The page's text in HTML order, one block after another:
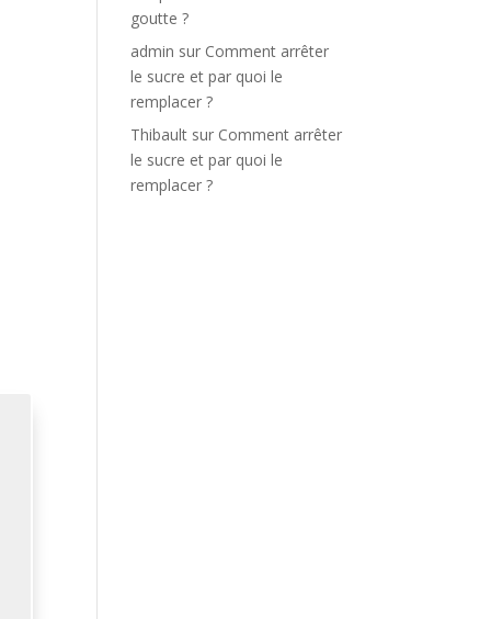
goutte ?
admin sur Comment arrêter
le sucre et par quoi le
remplacer ?
Thibault sur Comment arrêter
le sucre et par quoi le
remplacer ?